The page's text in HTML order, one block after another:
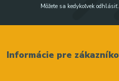
Môžete sa kedykoľvek
Informácie pre